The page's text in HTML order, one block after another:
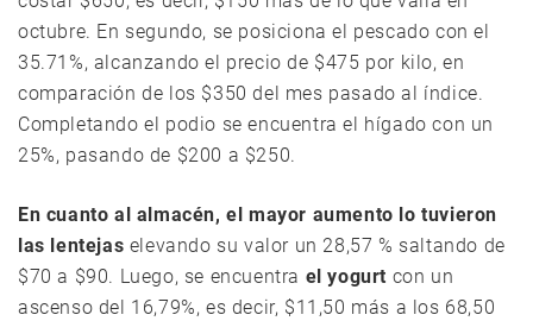
octubre. En segundo, se posiciona el pescado con el
35.71%, alcanzando el precio de $475 por kilo, en
comparación de los $350 del mes pasado al índice.
Completando el podio se encuentra el hígado con un
25%, pasando de $200 a $250.
En cuanto al almacén, el mayor aumento lo tuvieron
las lentejas elevando su valor un 28,57 % saltando de
$70 a $90. Luego, se encuentra el yogurt con un
ascenso del 16,79%, es decir, $11,50 más a los 68,50